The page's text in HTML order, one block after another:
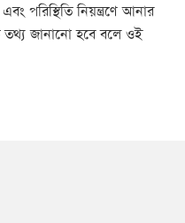
পরিস্থিতি নিয়ন্ত্রণে আনার
তথ্য জানানো হবে বলে ওই